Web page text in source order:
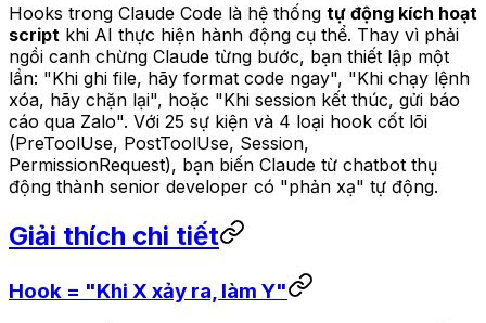
Hooks trong Claude Code là hệ thống tự động kích hoạt
script khi AI thực hiện hành động cụ thể. Thay vì phải
ngồi canh chừng Claude từng bước, bạn thiết lập một
lần: "Khi ghi file, hãy format code ngay", "Khi chạy lệnh
xóa, hãy chặn lại", hoặc "Khi session kết thúc, gửi báo
cáo qua Zalo". Với 25 sự kiện và 4 loại hook cốt lõi
(PreToolUse, PostToolUse, Session,
PermissionRequest), bạn biến Claude từ chatbot thụ
động thành senior developer có "phản xạ" tự động.
Giải thích chi tiết
Hook = "Khi X xảy ra, làm Y"